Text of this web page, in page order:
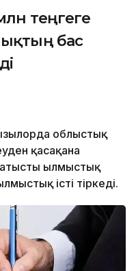
теңгеге
бас
облыстық
қасақана
Қылмыстық
істі тіркеді.